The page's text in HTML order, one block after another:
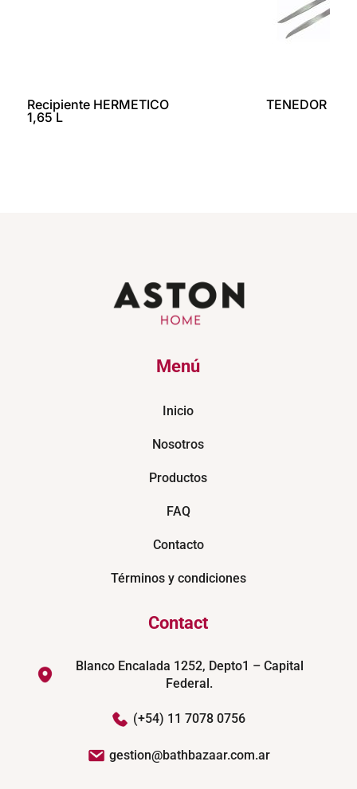
Recipiente HERMETICO
1,65 L
TENEDOR
Menú
Inicio
Nosotros
Productos
FAQ
Contacto
Términos y condiciones
Contact
Blanco Encalada 1252, Depto1 – Capital
Federal.
(+54) 11 7078 0756
gestion@bathbazaar.com.ar